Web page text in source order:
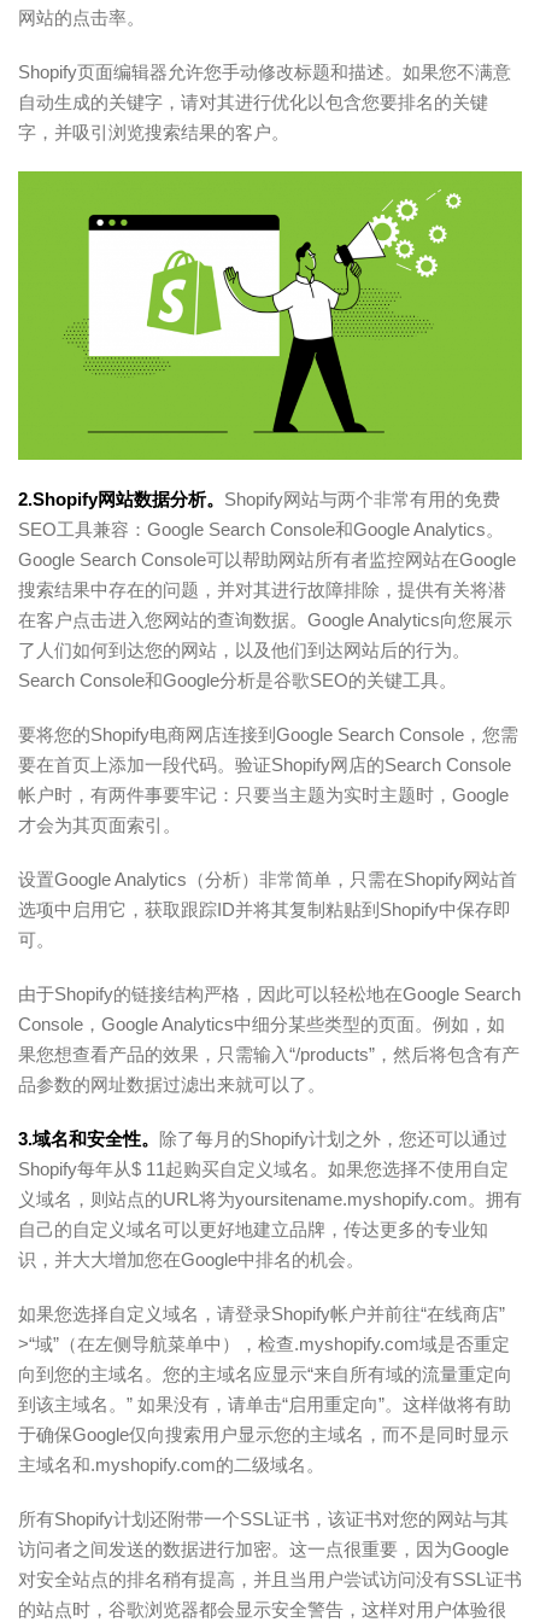
网站的点击率。
Shopify页面编辑器允许您手动修改标题和描述。如果您不满意
自动生成的关键字，请对其进行优化以包含您要排名的关键
字，并吸引浏览搜索结果的客户。
2.Shopify网站数据分析。 Shopify网站与两个非常有用的免费
SEO工具兼容：Google Search Console和Google Analytics。
Google Search Console可以帮助网站所有者监控网站在Google
搜索结果中存在的问题，并对其进行故障排除，提供有关将潜
在客户点击进入您网站的查询数据。Google Analytics向您展示
了人们如何到达您的网站，以及他们到达网站后的行为。
Search Console和Google分析是谷歌SEO的关键工具。
要将您的Shopify电商网店连接到Google Search Console，您需
要在首页上添加一段代码。验证Shopify网店的Search Console
帐户时，有两件事要牢记：只要当主题为实时主题时，Google
才会为其页面索引。
设置Google Analytics（分析）非常简单，只需在Shopify网站首
选项中启用它，获取跟踪ID并将其复制粘贴到Shopify中保存即
可。
由于Shopify的链接结构严格，因此可以轻松地在Google Search
Console，Google Analytics中细分某些类型的页面。例如，如
果您想查看产品的效果，只需输入“/products”，然后将包含有产
品参数的网址数据过滤出来就可以了。
3.域名和安全性。 除了每月的Shopify计划之外，您还可以通过
Shopify每年从$ 11起购买自定义域名。如果您选择不使用自定
义域名，则站点的URL将为yoursitename.myshopify.com。拥有
自己的自定义域名可以更好地建立品牌，传达更多的专业知
识，并大大增加您在Google中排名的机会。
如果您选择自定义域名，请登录Shopify帐户并前往“在线商店”
>“域”（在左侧导航菜单中），检查.myshopify.com域是否重定
向到您的主域名。您的主域名应显示“来自所有域的流量重定向
到该主域名。” 如果没有，请单击“启用重定向”。这样做将有助
于确保Google仅向搜索用户显示您的主域名，而不是同时显示
主域名和.myshopify.com的二级域名。
所有Shopify计划还附带一个SSL证书，该证书对您的网站与其
访问者之间发送的数据进行加密。这一点很重要，因为Google
对安全站点的排名稍有提高，并且当用户尝试访问没有SSL证书
的站点时，谷歌浏览器都会显示安全警告，这样对用户体验很